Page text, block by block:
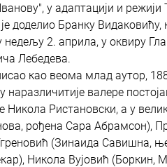
у адаптацији и режији
доделио Бранку Видаковићу,
недељу 2. априла, у оквиру
Лебедева.
као веома млад аутор,
наразличитије валере
Никола Ристановски, а у
рођена Сара Абрамсон),
(Зинаида Савишна,
Никола Вујовић